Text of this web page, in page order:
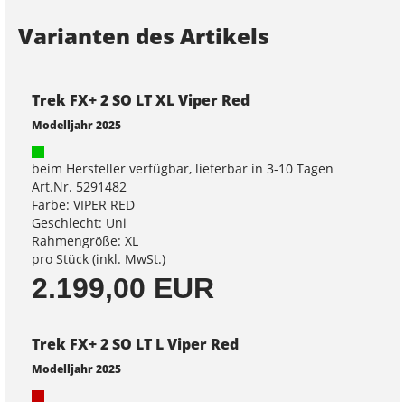
Varianten des Artikels
Trek FX+ 2 SO LT XL Viper Red
Modelljahr 2025
beim Hersteller verfügbar, lieferbar in 3-10 Tagen
Art.Nr. 5291482
Farbe: VIPER RED
Geschlecht: Uni
Rahmengröße: XL
pro Stück (inkl. MwSt.)
2.199,00 EUR
Trek FX+ 2 SO LT L Viper Red
Modelljahr 2025